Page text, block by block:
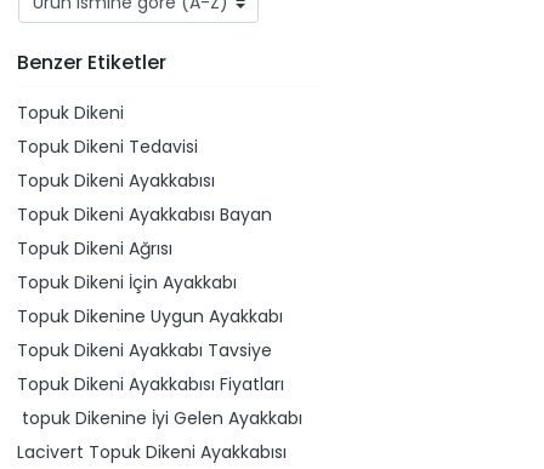
Benzer Etiketler
Topuk Dikeni
Topuk Dikeni Tedavisi
Topuk Dikeni Ayakkabısı
Topuk Dikeni Ayakkabısı Bayan
Topuk Dikeni Ağrısı
Topuk Dikeni İçin Ayakkabı
Topuk Dikenine Uygun Ayakkabı
Topuk Dikeni Ayakkabı Tavsiye
Topuk Dikeni Ayakkabısı Fiyatları
topuk Dikenine İyi Gelen Ayakkabı
Lacivert Topuk Dikeni Ayakkabısı